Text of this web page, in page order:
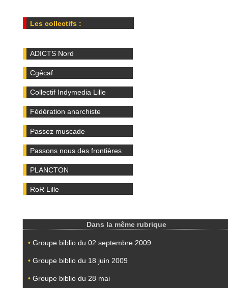
Les collectifs :
ADICTS Nord
Cgécaf
Collectif Indymedia Lille
Fédération anarchiste
Passez muscade
Passons nous des frontières
PLANCTON
RoR Lille
Dans la même rubrique
• Groupe biblio du 02 septembre 2009
• Groupe biblio du 18 juin 2009
• Groupe biblio du 28 mai